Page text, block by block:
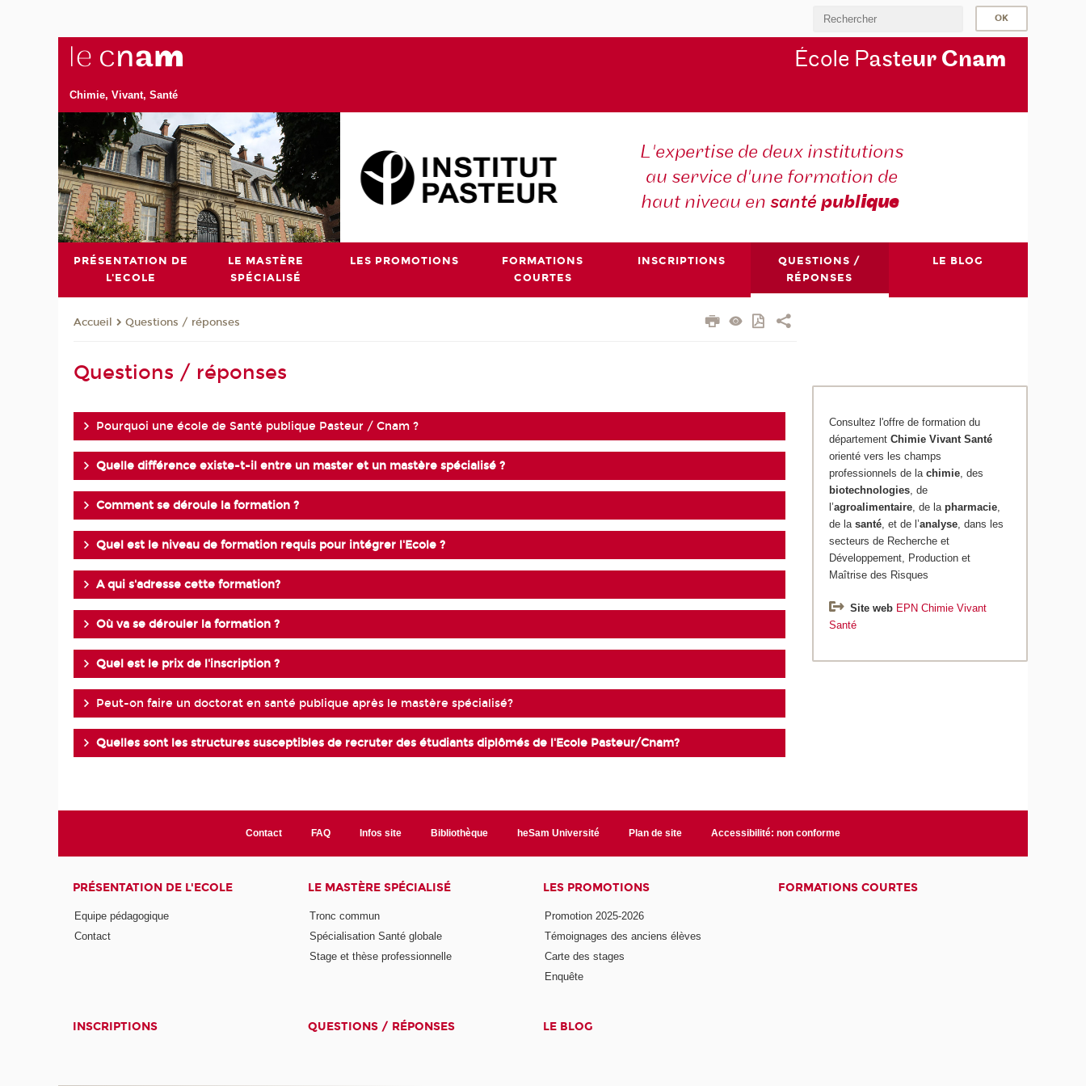
Chimie, Vivant, Santé
École Pasteur Cnam
L'expertise de deux institutions
au service d'une formation de
haut niveau en santé publique
PRÉSENTATION DE
L'ECOLE
LE MASTÈRE
SPÉCIALISÉ
LES PROMOTIONS
FORMATIONS
COURTES
INSCRIPTIONS
QUESTIONS /
RÉPONSES
LE BLOG
Accueil Questions / réponses
Questions / réponses
Pourquoi une école de Santé publique Pasteur / Cnam ?
Quelle différence existe-t-il entre un master et un mastère spécialisé ?
Comment se déroule la formation ?
Quel est le niveau de formation requis pour intégrer l'Ecole ?
A qui s'adresse cette formation?
Où va se dérouler la formation ?
Quel est le prix de l'inscription ?
Peut-on faire un doctorat en santé publique après le mastère spécialisé?
Quelles sont les structures susceptibles de recruter des étudiants diplômés de l'Ecole Pasteur/Cnam?
Consultez l'offre de formation du
département Chimie Vivant Santé
orienté vers les champs
professionnels de lachimie, des
biotechnologies, de
l’agroalimentaire, de lapharmacie,
de lasanté, et de l’analyse, dans les
secteurs de Recherche et
Développement, Production et
Maîtrise des Risques
Site web EPN Chimie Vivant
Santé
Contact FAQ Infos site Bibliothèque heSam Université Plan de site Accessibilité: non conforme
PRÉSENTATION DE L'ECOLE
Equipe pédagogique
Contact
LE MASTÈRE SPÉCIALISÉ
Tronc commun
Spécialisation Santé globale
Stage et thèse professionnelle
LES PROMOTIONS
Promotion 2025-2026
Témoignages des anciens élèves
Carte des stages
Enquête
FORMATIONS COURTES
INSCRIPTIONS QUESTIONS / RÉPONSES LE BLOG